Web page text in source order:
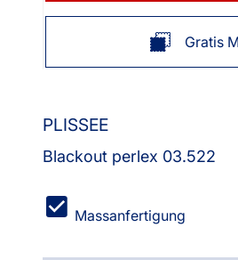
PLISSEE
Blackout perlex 03.522
Massanfertigung
Gratis